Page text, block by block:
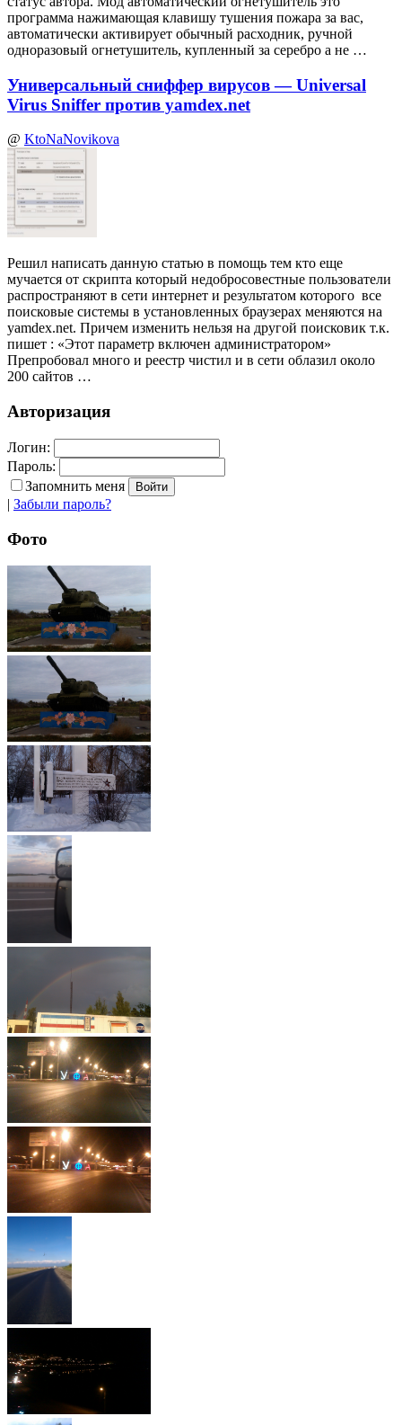
программа нажимающая клавишу тушения пожара за вас,
автоматически активирует обычный расходник, ручной
одноразовый огнетушитель, купленный за серебро а не …
Универсальный сниффер вирусов — Universal
Virus Sniffer против yamdex.net
@ KtoNaNovikova
Решил написать данную статью в помощь тем кто еще
мучается от скрипта который недобросовестные пользователи
распространяют в сети интернет и результатом которого все
поисковые системы в установленных браузерах меняются на
yamdex.net. Причем изменить нельзя на другой поисковик т.к.
пишет : «Этот параметр включен администратором»
Препробовал много и реестр чистил и в сети облазил около
200 сайтов …
Авторизация
Логин:
Пароль:
Запомнить меня
| Забыли пароль?
Фото